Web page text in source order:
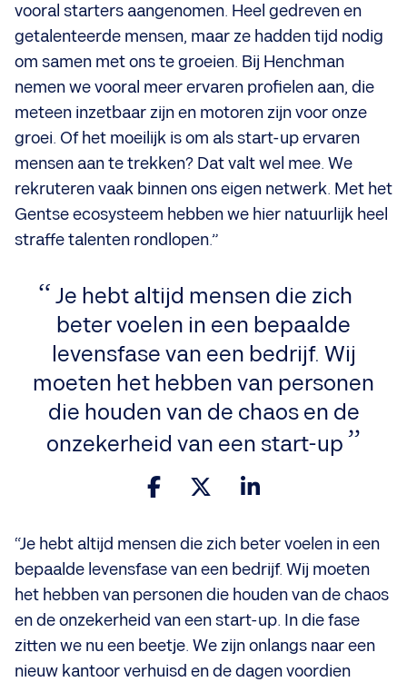
vooral starters aangenomen. Heel gedreven en
getalenteerde mensen, maar ze hadden tijd nodig
om samen met ons te groeien. Bij Henchman
nemen we vooral meer ervaren profielen aan, die
meteen inzetbaar zijn en motoren zijn voor onze
groei. Of het moeilijk is om als start-up ervaren
mensen aan te trekken? Dat valt wel mee. We
rekruteren vaak binnen ons eigen netwerk. Met het
Gentse ecosysteem hebben we hier natuurlijk heel
straffe talenten rondlopen.”
Je hebt altijd mensen die zich
beter voelen in een bepaalde
levensfase van een bedrijf. Wij
moeten het hebben van personen
die houden van de chaos en de
onzekerheid van een start-up
“Je hebt altijd mensen die zich beter voelen in een
bepaalde levensfase van een bedrijf. Wij moeten
het hebben van personen die houden van de chaos
en de onzekerheid van een start-up. In die fase
zitten we nu een beetje. We zijn onlangs naar een
nieuw kantoor verhuisd en de dagen voordien